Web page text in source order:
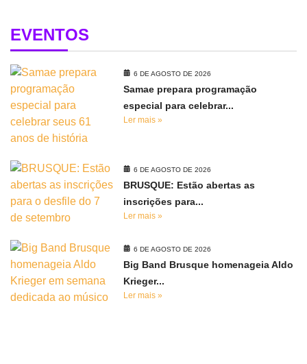
EVENTOS
6 DE AGOSTO DE 2026
Samae prepara programação
especial para celebrar...
Ler mais »
6 DE AGOSTO DE 2026
BRUSQUE: Estão abertas as
inscrições para...
Ler mais »
6 DE AGOSTO DE 2026
Big Band Brusque homenageia Aldo
Krieger...
Ler mais »